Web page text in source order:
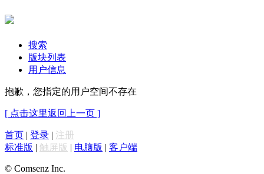
搜索
版块列表
用户信息
抱歉，您指定的用户空间不存在
[ 点击这里返回上一页 ]
首页 | 登录 | 注册
标准版 | 触屏版 | 电脑版 | 客户端
© Comsenz Inc.